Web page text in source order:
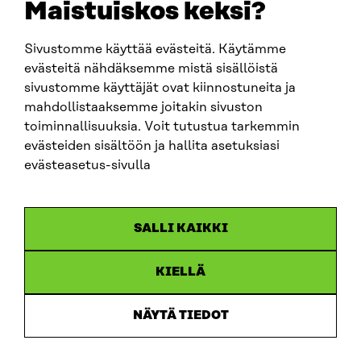
Maistuiskos keksi?
Sivustomme käyttää evästeitä. Käytämme
evästeitä nähdäksemme mistä sisällöistä
sivustomme käyttäjät ovat kiinnostuneita ja
mahdollistaaksemme joitakin sivuston
toiminnallisuuksia. Voit tutustua tarkemmin
evästeiden sisältöön ja hallita asetuksiasi
evästeasetus-sivulla
SALLI KAIKKI
KIELLÄ
NÄYTÄ TIEDOT
fornamn.efternamn@sitra.fi
SITRA PÅ SOCIALA MEDIER
LinkedIn
Instagram
YouTube
Tillgänglighetsutredning
Beskrivning av handlingsoffentligheten